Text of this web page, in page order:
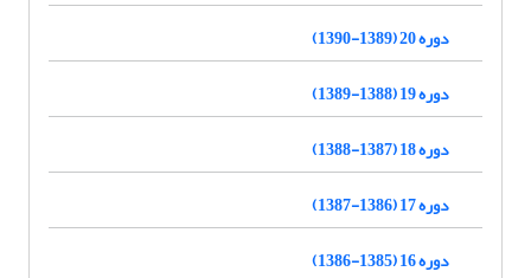
دوره 20 (1389-1390)
دوره 19 (1388-1389)
دوره 18 (1387-1388)
دوره 17 (1386-1387)
دوره 16 (1385-1386)